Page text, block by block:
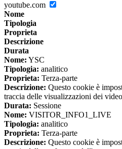
youtube.com
Nome
Tipologia
Proprieta
Descrizione
Durata
Nome: YSC
Tipologia: analitico
Proprieta: Terza-parte
Descrizione: Questo cookie è
traccia delle visualizzazioni dei
Durata: Sessione
Nome: VISITOR_INFO1_LIVE
Tipologia: analitico
Proprieta: Terza-parte
Descrizione: Questo cookie è